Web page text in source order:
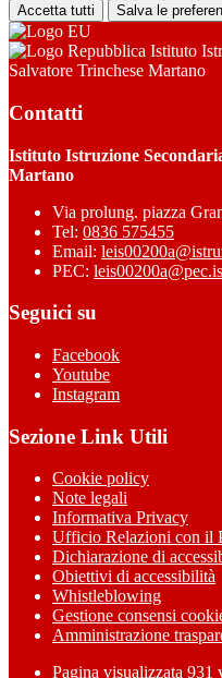
Accetta tutti Salva le
Istituto
Salvatore Trinchese Martano
Contatti
Istituto Istruzione
Martano
Via prolung. piazza
Tel: 0836 575455
Email:
PEC:
Seguici su
Facebook
Youtube
Instagram
Sezione Link Utili
Cookie policy
Note legali
Informativa Privacy
Ufficio Relazioni con il
Dichiarazione di
Obiettivi di accessibilità
Whistleblowing
Gestione consensi
Amministrazione
Pagina visualizzata 931